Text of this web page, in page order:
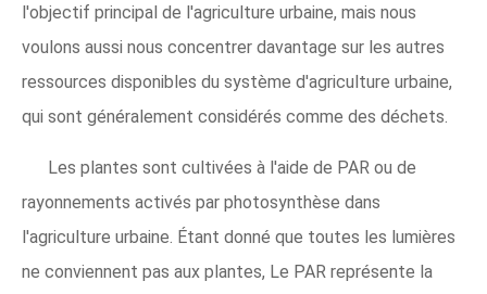
l'objectif principal de l'agriculture urbaine, mais nous
voulons aussi nous concentrer davantage sur les autres
ressources disponibles du système d'agriculture urbaine,
qui sont généralement considérés comme des déchets.
Les plantes sont cultivées à l'aide de PAR ou de
rayonnements activés par photosynthèse dans
l'agriculture urbaine. Étant donné que toutes les lumières
ne conviennent pas aux plantes, Le PAR représente la